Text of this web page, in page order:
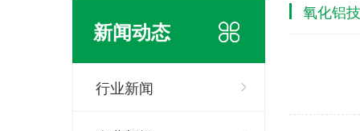
新闻动态
行业新闻
氧化铝